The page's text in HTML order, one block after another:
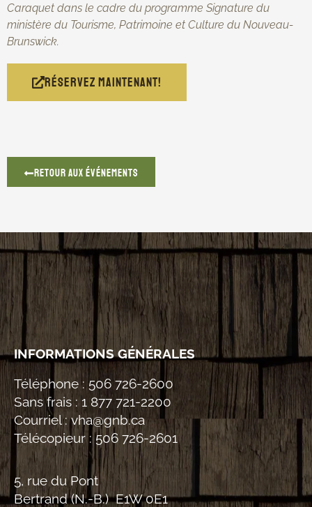
Caraquet dans le cadre du programme Signature du
ministère du Tourisme, Patrimoine et Culture du Nouveau-
Brunswick.
Réservez maintenant!
Retour aux événements
INFORMATIONS GÉNÉRALES
Téléphone : 506 726-2600
Sans frais : 1 877 721-2200
Courriel :vha@gnb.ca
Télécopieur :506 726-2601
5, rue du Pont
Bertrand (N.-B.) E1W 0E1